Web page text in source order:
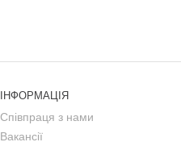
ІНФОРМАЦІЯ
Співпраця з нами
Вакансії